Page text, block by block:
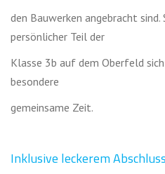
den Bauwerken angebracht
persönlicher Teil der
Klasse 3b auf dem Oberfeld
besondere
gemeinsame Zeit.
Inklusive leckerem Abschluss